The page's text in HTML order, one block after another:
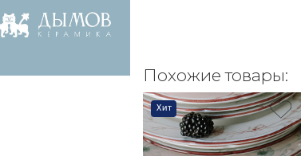
Похожие товары:
Хит